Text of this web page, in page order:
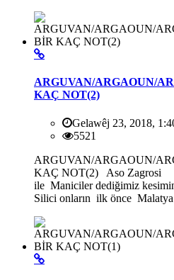
ARGUVAN/ARGAOUN/
KAÇ NOT(2)
Gelawêj 23, 2018,
5521
ARGUVAN/ARGAOUN/
KAÇ NOT(2) Aso Zagrosi
ile Maniciler dediğimiz
Silici onların ilk önce Malatya